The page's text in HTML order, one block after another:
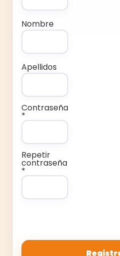
Nombre
Apellidos
Contraseña
*
Repetir
contraseña
*